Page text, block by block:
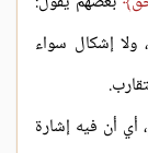
ولا إشكال سواء
أي أن فيه إشارة